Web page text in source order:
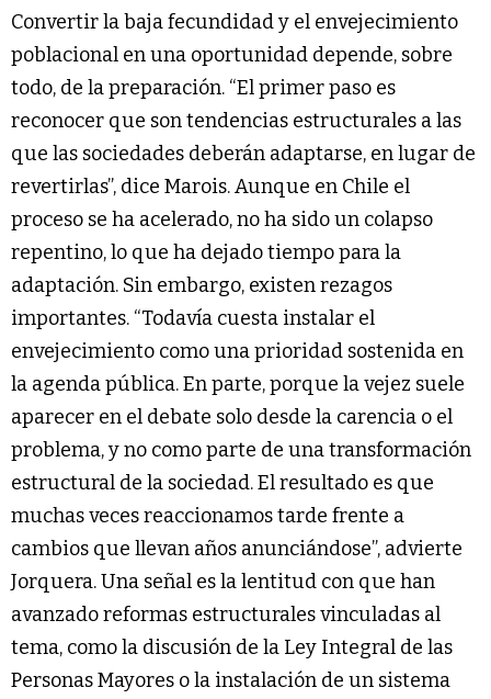
Convertir la baja fecundidad y el envejecimiento
poblacional en una oportunidad depende, sobre
todo, de la preparación. “El primer paso es
reconocer que son tendencias estructurales a las
que las sociedades deberán adaptarse, en lugar de
revertirlas”, dice Marois. Aunque en Chile el
proceso se ha acelerado, no ha sido un colapso
repentino, lo que ha dejado tiempo para la
adaptación. Sin embargo, existen rezagos
importantes. “Todavía cuesta instalar el
envejecimiento como una prioridad sostenida en
la agenda pública. En parte, porque la vejez suele
aparecer en el debate solo desde la carencia o el
problema, y no como parte de una transformación
estructural de la sociedad. El resultado es que
muchas veces reaccionamos tarde frente a
cambios que llevan años anunciándose”, advierte
Jorquera. Una señal es la lentitud con que han
avanzado reformas estructurales vinculadas al
tema, como la discusión de la Ley Integral de las
Personas Mayores o la instalación de un sistema